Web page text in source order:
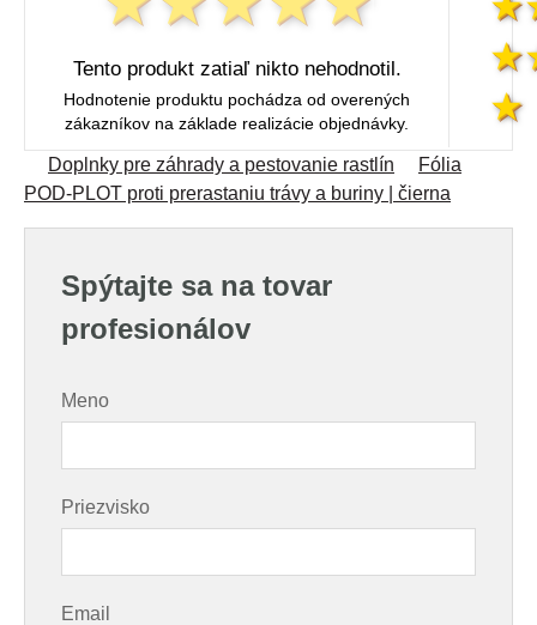
Tento produkt zatiaľ nikto nehodnotil.
Hodnotenie produktu pochádza od overených
zákazníkov na základe realizácie objednávky.
Doplnky pre záhrady a pestovanie rastlín
Fólia
POD-PLOT proti prerastaniu trávy a buriny | čierna
Spýtajte sa na tovar
profesionálov
Meno
Priezvisko
Email